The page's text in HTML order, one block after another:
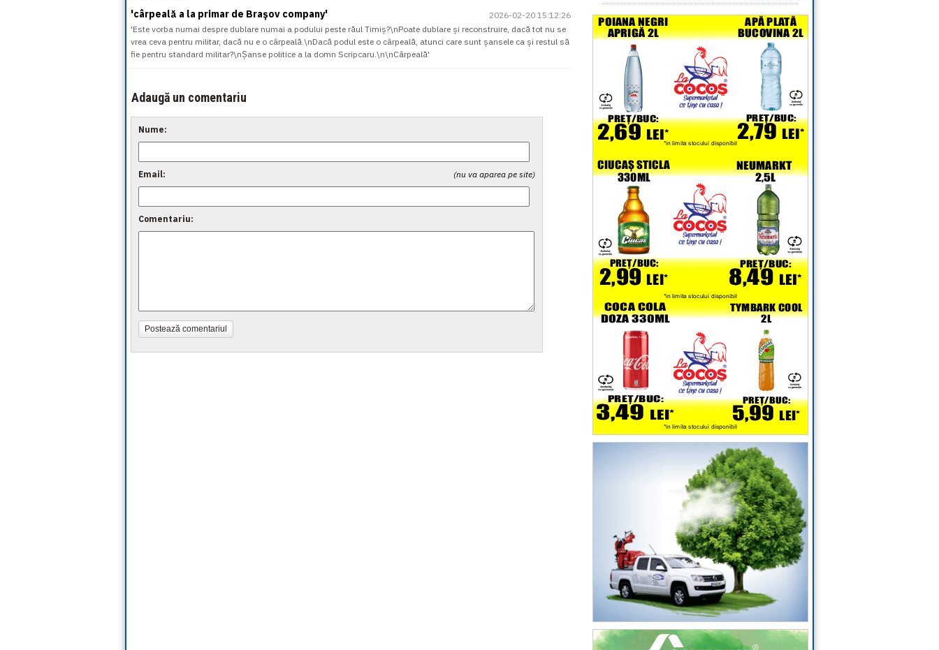
'cârpeală a la primar de Brașov company'
2026-02-20 15:12:26
'Este vorba numai despre dublare numai a podului peste răul Timiș?\nPoate dublare și reconstruire, dacă tot nu se
vrea ceva pentru militar, dacă nu e o cârpeală.\nDacă podul este o cârpeală, atunci care sunt șansele ca și restul să
fie pentru standard militar?\nȘanse politice a la domn Scripcaru.\n\nCârpeală'
Adaugă un comentariu
Nume:
(nu va aparea pe site)
Email:
Comentariu:
Postează comentariul